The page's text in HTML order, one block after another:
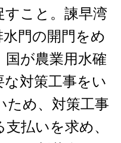
すこと。諫早湾
門の開門をめ
国が農業用水確
対策工事をい
ため、対策工事
払いを求め、